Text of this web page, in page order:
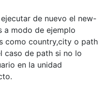
de nuevo el new-
a modo de ejemplo
como country,city o path
caso de path si no lo
en la unidad